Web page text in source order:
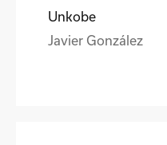
Unkobe
Javier González